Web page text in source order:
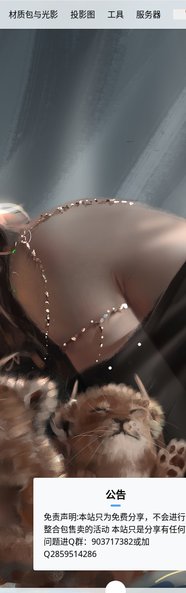
材质包与光影 投影图 工具 服务器
公告
免责声明:本站只为免费分享，不会进行
整合包售卖的活动 本站只是分享有任何
问题进Q群：903717382或加
Q2859514286